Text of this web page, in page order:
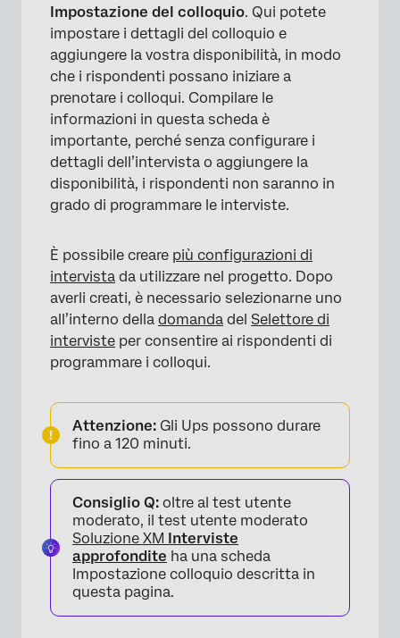
Impostazione del colloquio. Qui potete
impostare i dettagli del colloquio e
aggiungere la vostra disponibilità, in modo
che i rispondenti possano iniziare a
prenotare i colloqui. Compilare le
informazioni in questa scheda è
importante, perché senza configurare i
dettagli dell’intervista o aggiungere la
disponibilità, i rispondenti non saranno in
grado di programmare le interviste.
È possibile creare più configurazioni di
intervista da utilizzare nel progetto. Dopo
averli creati, è necessario selezionarne uno
all’interno della domanda del Selettore di
interviste per consentire ai rispondenti di
programmare i colloqui.
Attenzione: Gli Ups possono durare
fino a 120 minuti.
Consiglio Q: oltre al test utente
moderato, il test utente moderato
Soluzione XM Interviste
approfondite ha una scheda
Impostazione colloquio descritta in
questa pagina.